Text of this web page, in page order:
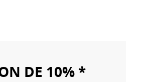
DE 10% *